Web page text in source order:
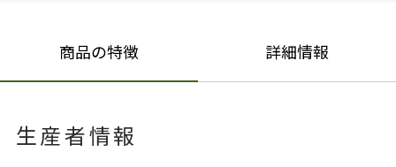
商品の特徴 詳細情報
生産者情報